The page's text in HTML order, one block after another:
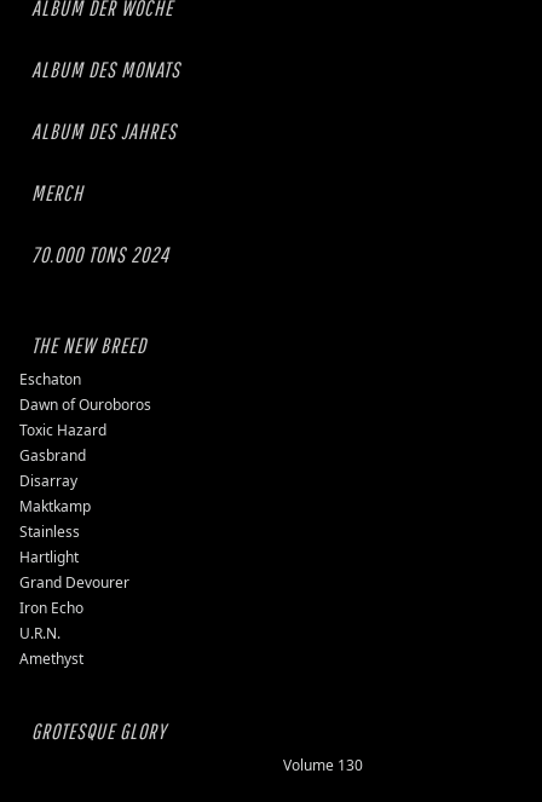
ALBUM DER WOCHE
ALBUM DES MONATS
ALBUM DES JAHRES
MERCH
70.000 TONS 2024
THE NEW BREED
Eschaton
Dawn of Ouroboros
Toxic Hazard
Gasbrand
Disarray
Maktkamp
Stainless
Hartlight
Grand Devourer
Iron Echo
U.R.N.
Amethyst
GROTESQUE GLORY
Volume 130